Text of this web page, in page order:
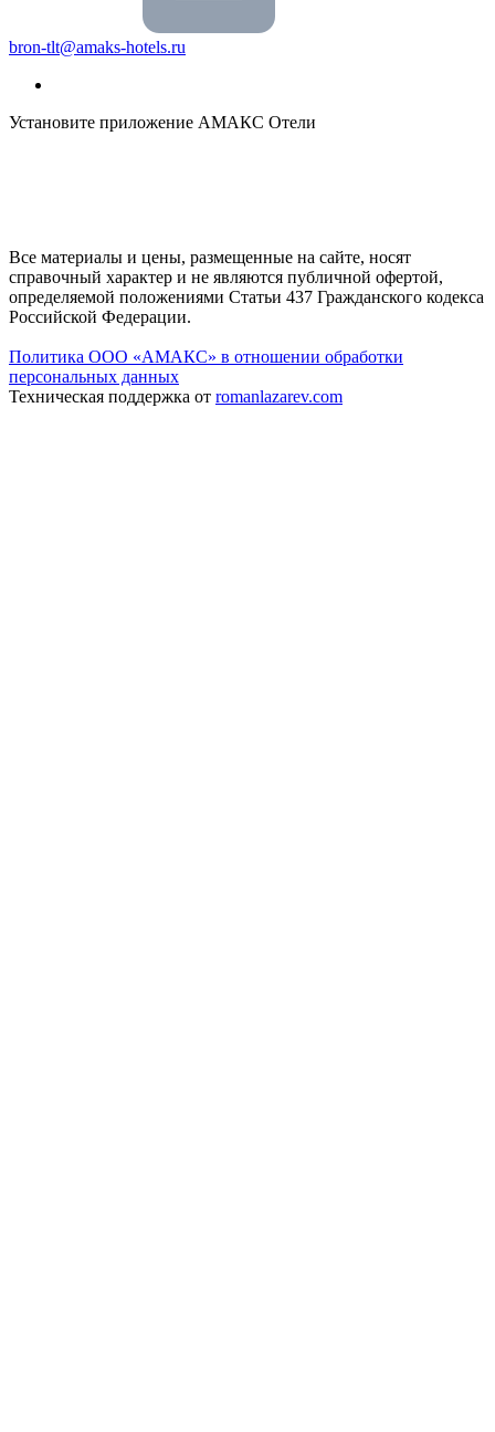
bron-tlt@amaks-hotels.ru
Установите приложение АМАКС Отели
Все материалы и цены, размещенные на сайте, носят
справочный характер и не являются публичной офертой,
определяемой положениями Статьи 437 Гражданского кодекса
Российской Федерации.
Политика ООО «АМАКС» в отношении обработки
персональных данных
Техническая поддержка от romanlazarev.com